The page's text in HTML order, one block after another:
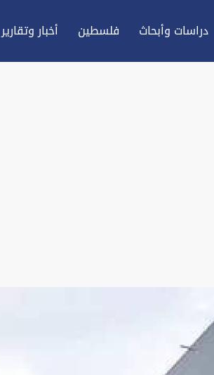
دراسات وأبحاث فلسطين أخبار وتقارير